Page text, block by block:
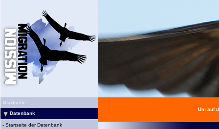
Startseite
Datenbank
- Startseite der Datenbank
Um auf